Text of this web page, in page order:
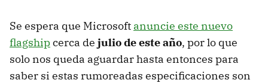
Se espera que Microsoft anuncie este nuevo
flagshipcerca de julio de este año, por lo que
solo nos queda aguardar hasta entonces para
saber si estas rumoreadas especificaciones son